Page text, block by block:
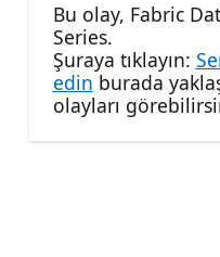
Bu olay, Fabric
Series.
Şuraya tıklayın:
edin burada
olayları